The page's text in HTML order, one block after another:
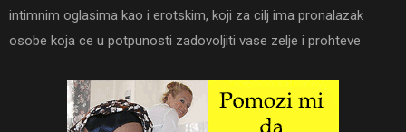
intimnim oglasima kao i erotskim, koji za cilj ima pronalazak
osobe koja ce u potpunosti zadovoljiti vase zelje i prohteve